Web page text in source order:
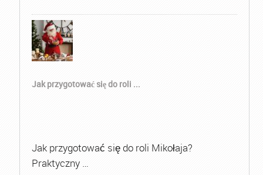
Jak przygotować się do roli ...
Jak przygotować się do roli Mikołaja?
Praktyczny …